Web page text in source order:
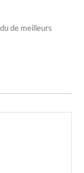
de meilleurs